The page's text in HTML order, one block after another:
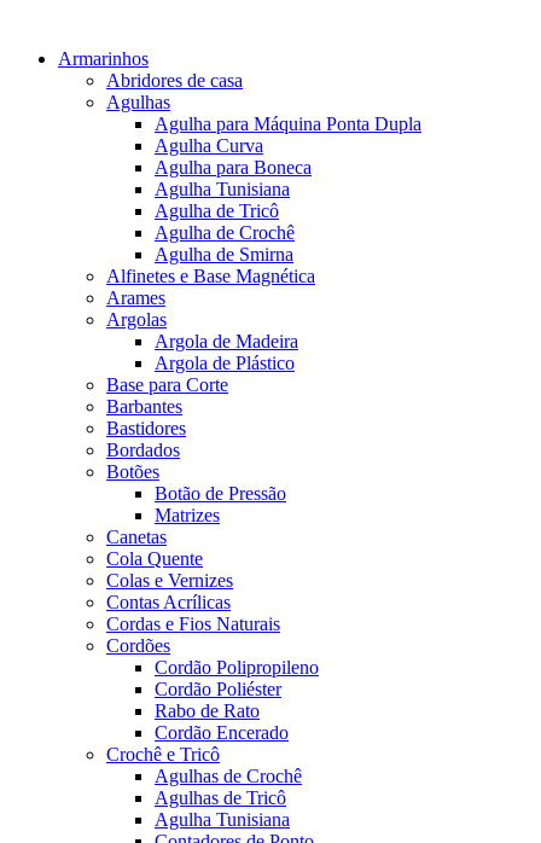
Armarinhos
Abridores de casa
Agulhas
Agulha para Máquina Ponta Dupla
Agulha Curva
Agulha para Boneca
Agulha Tunisiana
Agulha de Tricô
Agulha de Crochê
Agulha de Smirna
Alfinetes e Base Magnética
Arames
Argolas
Argola de Madeira
Argola de Plástico
Base para Corte
Barbantes
Bastidores
Bordados
Botões
Botão de Pressão
Matrizes
Canetas
Cola Quente
Colas e Vernizes
Contas Acrílicas
Cordas e Fios Naturais
Cordões
Cordão Polipropileno
Cordão Poliéster
Rabo de Rato
Cordão Encerado
Crochê e Tricô
Agulhas de Crochê
Agulhas de Tricô
Agulha Tunisiana